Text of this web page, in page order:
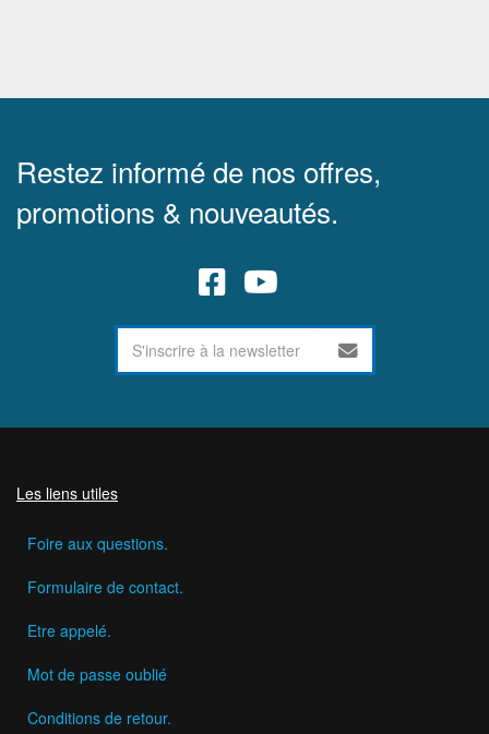
Restez informé de nos offres,
promotions & nouveautés.
Les liens utiles
Foire aux questions.
Formulaire de contact.
Etre appelé.
Mot de passe oublié
Conditions de retour.